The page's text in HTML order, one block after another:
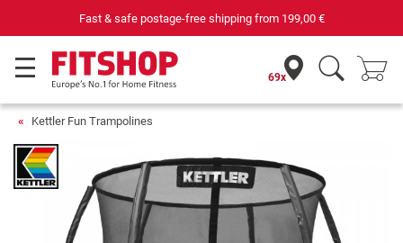
Your expert in home fitness for 42 years
69x
Kettler Fun Trampolines